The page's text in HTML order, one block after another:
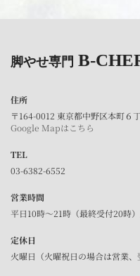
脚やせ専門 B-
住所
〒164-0012 東京都中野区本町６
Google Mapはこちら
TEL
03-6382-6552
営業時間
平日10時～21時（最終受付20時
定休日
火曜日（火曜祝日の場合は営業、